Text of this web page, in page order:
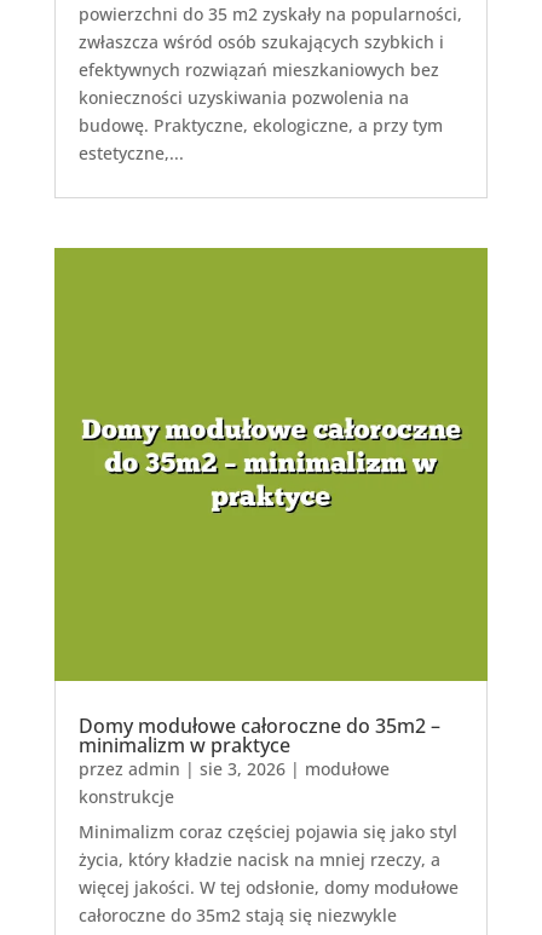
powierzchni do 35 m2 zyskały na popularności,
zwłaszcza wśród osób szukających szybkich i
efektywnych rozwiązań mieszkaniowych bez
konieczności uzyskiwania pozwolenia na
budowę. Praktyczne, ekologiczne, a przy tym
estetyczne,...
Domy modułowe całoroczne do 35m2 –
minimalizm w praktyce
przez admin | sie 3, 2026| modułowe
konstrukcje
Minimalizm coraz częściej pojawia się jako styl
życia, który kładzie nacisk na mniej rzeczy, a
więcej jakości. W tej odsłonie, domy modułowe
całoroczne do 35m2 stają się niezwykle